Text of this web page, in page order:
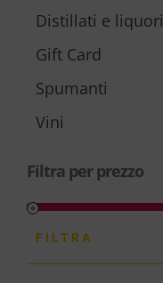
Distillati e liquori
Gift Card
Spumanti
Vini
Filtra per prezzo
FILTRA